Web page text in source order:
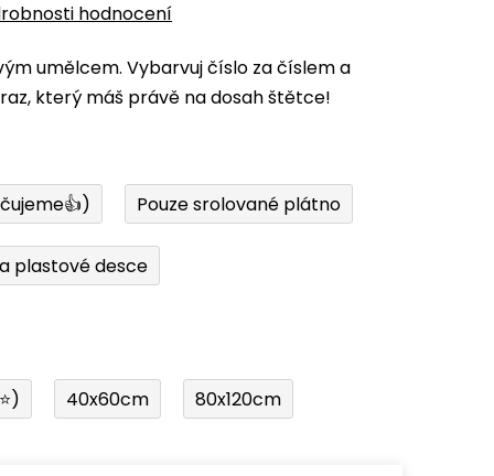
hodnocení
umělcem. Vybarvuj číslo za číslem a
který máš právě na dosah štětce!
Pouze srolované plátno
plastové desce
40x60cm 80x120cm